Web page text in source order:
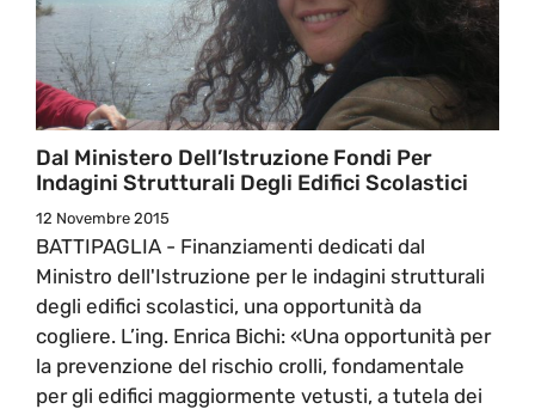
Dal Ministero Dell’Istruzione Fondi Per
Indagini Strutturali Degli Edifici Scolastici
12 Novembre 2015
BATTIPAGLIA - Finanziamenti dedicati dal
Ministro dell'Istruzione per le indagini strutturali
degli edifici scolastici, una opportunità da
cogliere. L’ing. Enrica Bichi: «Una opportunità per
la prevenzione del rischio crolli, fondamentale
per gli edifici maggiormente vetusti, a tutela dei